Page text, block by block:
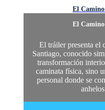
El
El
El tráiler presenta el
Santiago, conocido
transformación
caminata física, sino
personal donde se